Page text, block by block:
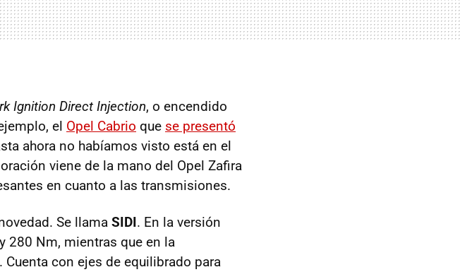
Ignition Direct Injection, o encendido
el Opel Cabrio que se presentó
ahora no habíamos visto está en el
viene de la mano del Opel Zafira
en cuanto a las transmisiones.
Se llama SIDI. En la versión
280 Nm, mientras que en la
con ejes de equilibrado para